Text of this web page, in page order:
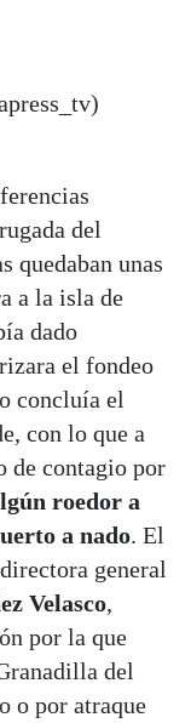
del
quedaban unas
a la isla de
dado
el fondeo
concluía el
con lo que a
de contagio por
roedor a
a nado. El
general
Velasco,
por la que
del
o por atraque